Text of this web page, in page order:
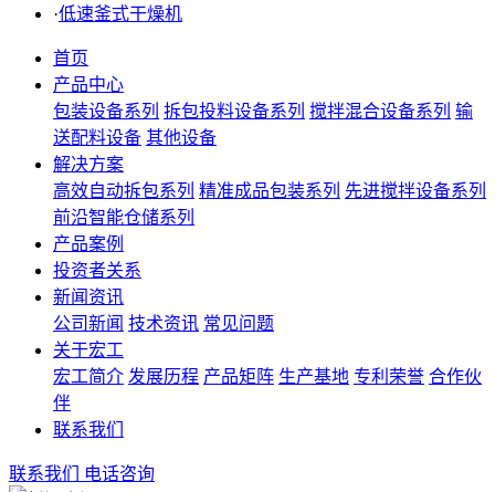
·低速釜式干燥机
首页
产品中心
包装设备系列 拆包投料设备系列 搅拌混合设备系列 输
送配料设备 其他设备
解决方案
高效自动拆包系列 精准成品包装系列 先进搅拌设备系列
前沿智能仓储系列
产品案例
投资者关系
新闻资讯
公司新闻 技术资讯 常见问题
关于宏工
宏工简介 发展历程 产品矩阵 生产基地 专利荣誉 合作伙
伴
联系我们
联系我们 电话咨询